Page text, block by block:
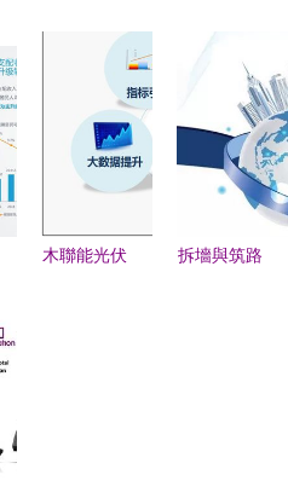
2019分享
OCR文字
識別服務的
技術實踐與
息技術能力
提升，賦能
教育教學創
新與技術服
木聯能光伏
拆墻與筑路